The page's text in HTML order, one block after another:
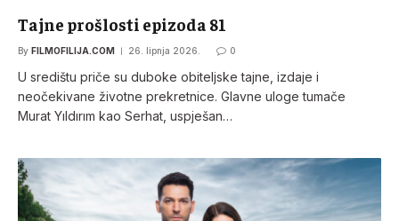
Tajne prošlosti epizoda 81
By FILMOFILIJA.COM 26. lipnja 2026. 0
U središtu priče su duboke obiteljske tajne, izdaje i
neočekivane životne prekretnice. Glavne uloge tumače
Murat Yıldırım kao Serhat, uspješan…